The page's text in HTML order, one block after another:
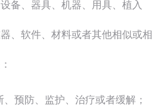
备、器具、机器、用具、植入
、软件、材料或者其他相似或相
防、监护、治疗或者缓解；